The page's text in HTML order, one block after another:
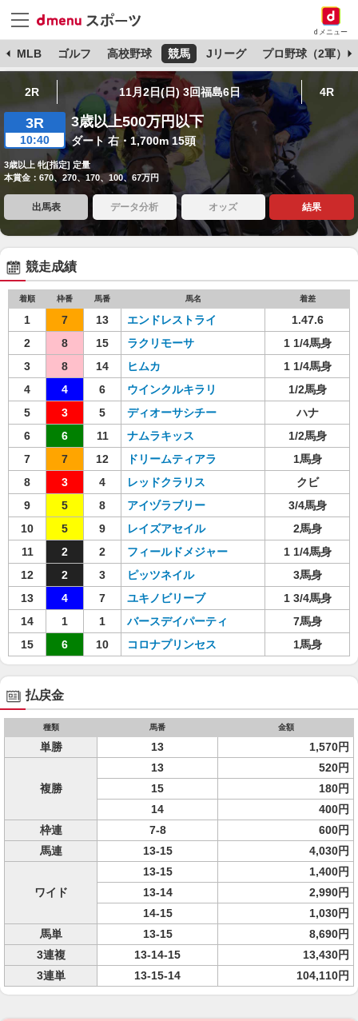
dメニュー
MLB ゴルフ 高校野球 競馬 Jリーグ プロ野球（2軍）
2R 11月2日(日) 3回福島6日 4R
3R
10:40
3歳以上500万円以下
ダート 右・1,700m 15頭
3歳以上 牝[指定] 定量
本賞金：670、270、170、100、67万円
出馬表 データ分析 オッズ 結果
競走成績
着順 枠番 馬番 馬名 着差
1 7 13 エンドレストライ
1.47.6
2
8 15 ラクリモーサ
1 1/4馬身
3
8 14 ヒムカ
1 1/4馬身
4
4 6 ウインクルキラリ
1/2馬身
5
3 5 ディオーサシチー
ハナ
6
6 11 ナムラキッス
1/2馬身
7
7 12 ドリームティアラ
1馬身
8
3 4 レッドクラリス
クビ
9
5 8 アイヅラブリー
3/4馬身
10
5 9 レイズアセイル
2馬身
11
2 2 フィールドメジャー
1 1/4馬身
12
2 3 ピッツネイル
3馬身
13
4 7 ユキノビリーブ
1 3/4馬身
14
1 1 バースデイパーティ
7馬身
15
6 10 コロナプリンセス 1馬身
払戻金
種類 馬番 金額
単勝 13 1,570円
複勝
13
520円
15
180円
14
400円
枠連
7-8
600円
馬連
13-15 4,030円
ワイド
13-15
1,400円
13-14
2,990円
14-15
1,030円
馬単
13-15
8,690円
3連複
13-14-15
13,430円
3連単
13-15-14 104,110円